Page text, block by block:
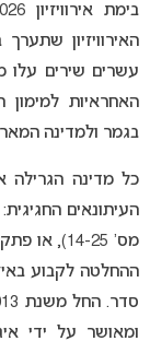
האחראיות למימון
בגמר ולמדינה
כל מדינה הגרילה
מס’ 14-
ההחלטה לקבוע
ומאושר על ידי